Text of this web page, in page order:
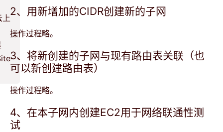
上
2、用新增加的CIDR创建新的子网
操作过程略。
3、将新创建的子网与现有路由表关联（也
可以新创建路由表）
操作过程略。
4、在本子网内创建EC2用于网络联通性测
试